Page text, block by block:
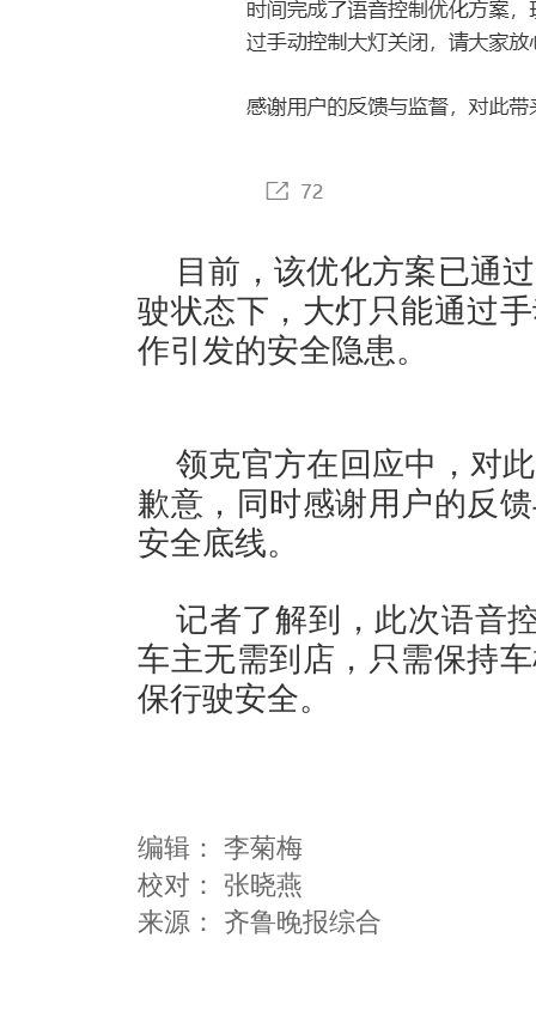
目前，该优化方案已通
驶状态下，大灯只能通过
作引发的安全隐患。
领克官方在回应中，对
歉意，同时感谢用户的反
安全底线。
记者了解到，此次语音
车主无需到店，只需保持
保行驶安全。
编辑： 李菊梅
校对： 张晓燕